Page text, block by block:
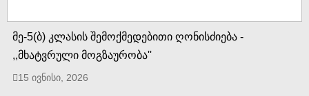
მე-5(ბ) კლასის შემოქმედებითი ღონისძიება -
,,მხატვრული მოგზაურობა''
15 ივნისი, 2026